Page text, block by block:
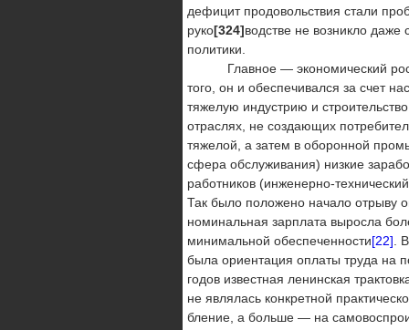
дефицит продовольствия стали
руко[324]водстве не возникло
политики.
Главное — экономический рост
того, он и обеспечи­вался за счет
тяжелую индустрию и
отраслях, не создающих
тяжелой, а затем в оборонной
сфера обслуживания) низкие
работников (инженерно-
Так было положено начало отрыву
номинальная зарплата выросла
минимальной обеспеченности[22] .
была ориентация оплаты труда на
годов известная ленинская
не являлась конкретной
бление, а больше — на